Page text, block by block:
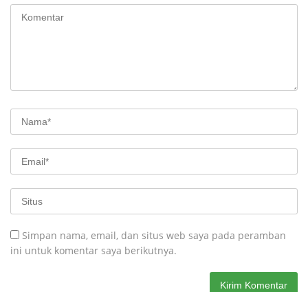
Simpan nama, email, dan situs web saya pada peramban
ini untuk komentar saya berikutnya.